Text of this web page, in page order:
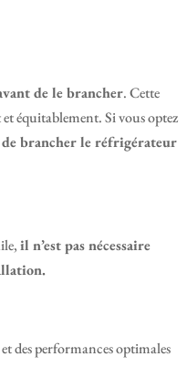
de le brancher. Cette
équitablement. Si vous optez
de brancher le réfrigérateur
il n’est pas nécessaire
des performances optimales